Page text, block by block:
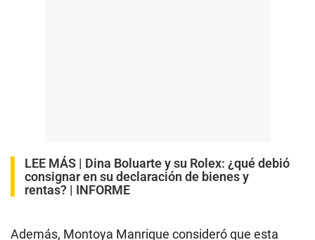
LEE MÁS | Dina Boluarte y su Rolex: ¿qué debió
consignar en su declaración de bienes y
rentas? | INFORME
Además, Montoya Manrique consideró que esta